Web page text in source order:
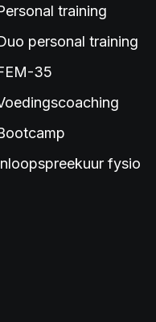
training
personal training
35
fysio